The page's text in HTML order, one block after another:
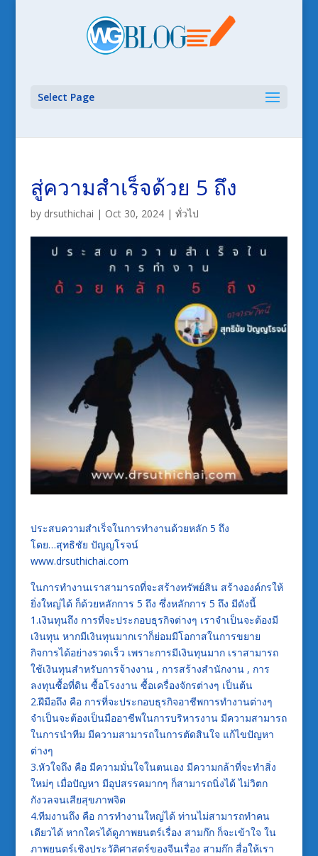
Select Page
สู่ความสำเร็จด้วย 5 ถึง
by drsuthichai | Oct 30, 2024| ทั่วไป
ประสบความสำเร็จในการทำงานด้วยหลัก 5 ถึง
โดย…สุทธิชัย ปัญญโรจน์
www.drsuthichai.com
ในการทำงานเราสามารถที่จะสร้างทรัพย์สิน สร้างองค์กรให้
ยิ่งใหญ่ได้ ก็ด้วยหลักการ 5 ถึง ซึ่งหลักการ 5 ถึง มีดังนี้
1.เงินทุนถึง การที่จะประกอบธุรกิจต่างๆ เราจำเป็นจะต้องมี
เงินทุน หากมีเงินทุนมากเราก็ย่อมมีโอกาสในการขยาย
กิจการได้อย่างรวดเร็ว เพราะการมีเงินทุนมาก เราสามารถ
ใช้เงินทุนสำหรับการจ้างงาน , การสร้างสำนักงาน , การ
ลงทุนซื้อที่ดิน ซื้อโรงงาน ซื้อเครื่องจักรต่างๆ เป็นต้น
2.ฝีมือถึง คือ การที่จะประกอบธุรกิจอาชีพการทำงานต่างๆ
จำเป็นจะต้องเป็นมืออาชีพในการบริหารงาน มีความสามารถ
ในการนำทีม มีความสามารถในการตัดสินใจ แก้ไขปัญหา
ต่างๆ
3.หัวใจถึง คือ มีความมั่นใจในตนเอง มีความกล้าที่จะทำสิ่ง
ใหม่ๆ เมื่อปัญหา มีอุปสรรคมากๆ ก็สามารถนิ่งได้ ไม่วิตก
กังวลจนเสียสุขภาพจิต
4.ทีมงานถึง คือ การทำงานใหญ่ได้ ท่านไม่สามารถทำคน
เดียวได้ หากใครได้ดูภาพยนตร์เรื่อง สามก๊ก ก็จะเข้าใจ ใน
ภาพยนตร์เชิงประวัติศาสตร์ของจีนเรื่อง สามก๊ก สื่อให้เรา